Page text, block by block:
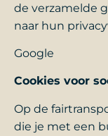
de verzamelde
naar hun
Google
Cookies voor
Op de
die je met een